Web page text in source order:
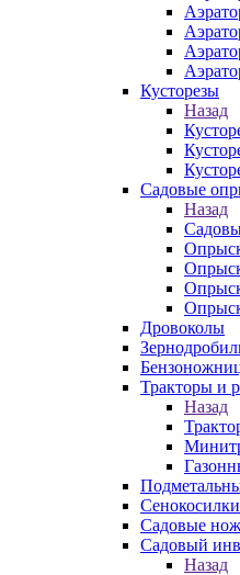
Кусторезы
Назад
Садовые
Назад
Дровоколы
Тракторы и
Назад
Садовые
Садовый
Назад